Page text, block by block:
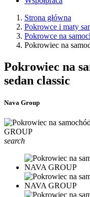
Strona główna
Pokrowce i maty
Pokrowce na
Pokrowiec na
Pokrowiec na
sedan classic
Nava Group
search